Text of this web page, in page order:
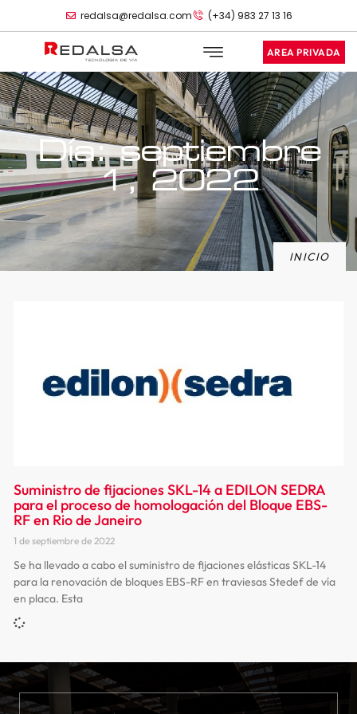
redalsa@redalsa.com (+34) 983 27 13 16
AREA PRIVADA
Día: septiembre
1, 2022
INICIO
Suministro de fijaciones SKL-14 a EDILON SEDRA
para el proceso de homologación del Bloque EBS-
RF en Rio de Janeiro
1 de septiembre de 2022
Se ha llevado a cabo el suministro de fijaciones elásticas SKL-14
para la renovación de bloques EBS-RF en traviesas Stedef de vía
en placa. Esta